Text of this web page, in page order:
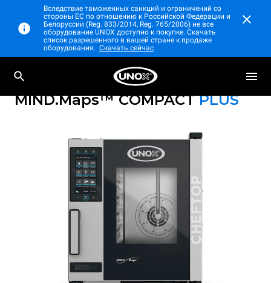
Вследствие таможенных санкций и ограничений со
стороны ЕС по отношению к Российской Федерации и
Белоруссии (Reg. 833/2014, Reg. 765/2006) не все
оборудование UNOX доступно к покупке. Скачать
список разрешенного в вашей стране к продаже
оборудования. Скачать сейчас
Профессиональный настольный
пароконвектомат
CHEFTOP
MIND.Maps™ COMPACTPLUS